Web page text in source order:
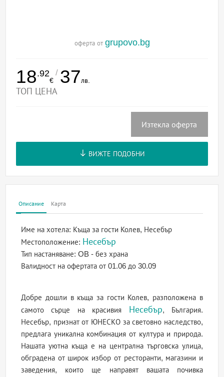
оферта от grupovo.bg
18.92
€
/ 37лв.
ТОП ЦЕНА
Изтекла оферта
ВИЖТЕ ПОДОБНИ
Описание Карта
Име на хотела: Къща за гости Колев, Несебър
Местоположение: Несебър
Тип настаняване:OB - без храна
Валидност на офертатаот 01.06 до 30.09
Добре дошли в къща за гости Колев, разположена в
самото сърце на красивия
Несебър, България.
Несебър, признат от ЮНЕСКО за световно наследство,
предлага уникална комбинация от култура и природа.
Нашата уютна къща е на централна търговска улица,
обградена от широк избор от ресторанти, магазини и
заведения, които ще направят вашата почивка